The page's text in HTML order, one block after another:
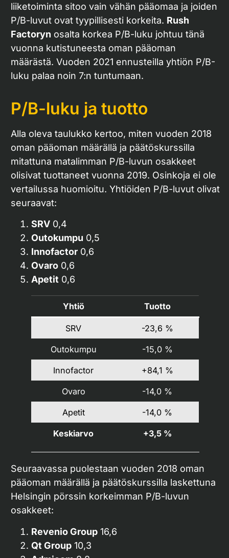
liiketoiminta sitoo vain vähän pääomaa ja joiden
P/B-luvut ovat tyypillisesti korkeita. Rush
Factoryn osalta korkea P/B-luku johtuu tänä
vuonna kutistuneesta oman pääoman
määrästä. Vuoden 2021 ennusteilla yhtiön P/B-
luku palaa noin 7:n tuntumaan.
P/B-luku ja tuotto
Alla oleva taulukko kertoo, miten vuoden 2018
oman pääoman määrällä ja päätöskurssilla
mitattuna matalimman P/B-luvun osakkeet
olisivat tuottaneet vuonna 2019. Osinkoja ei ole
vertailussa huomioitu. Yhtiöiden P/B-luvut olivat
seuraavat:
SRV 0,4
Outokumpu 0,5
Innofactor 0,6
Ovaro 0,6
Apetit 0,6
Yhtiö Tuotto
SRV -23,6 %
Outokumpu -15,0 %
Innofactor +84,1 %
Ovaro -14,0 %
Apetit -14,0 %
Keskiarvo +3,5 %
Seuraavassa puolestaan vuoden 2018 oman
pääoman määrällä ja päätöskurssilla laskettuna
Helsingin pörssin korkeimman P/B-luvun
osakkeet:
Revenio Group 16,6
Qt Group 10,3